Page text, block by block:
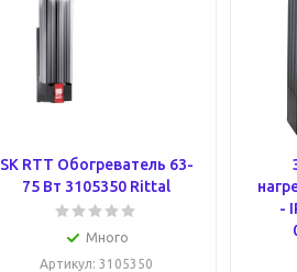
SK RTT Обогреватель 63-
75 Вт 3105350 Rittal
Много
Артикул: 3105350
-